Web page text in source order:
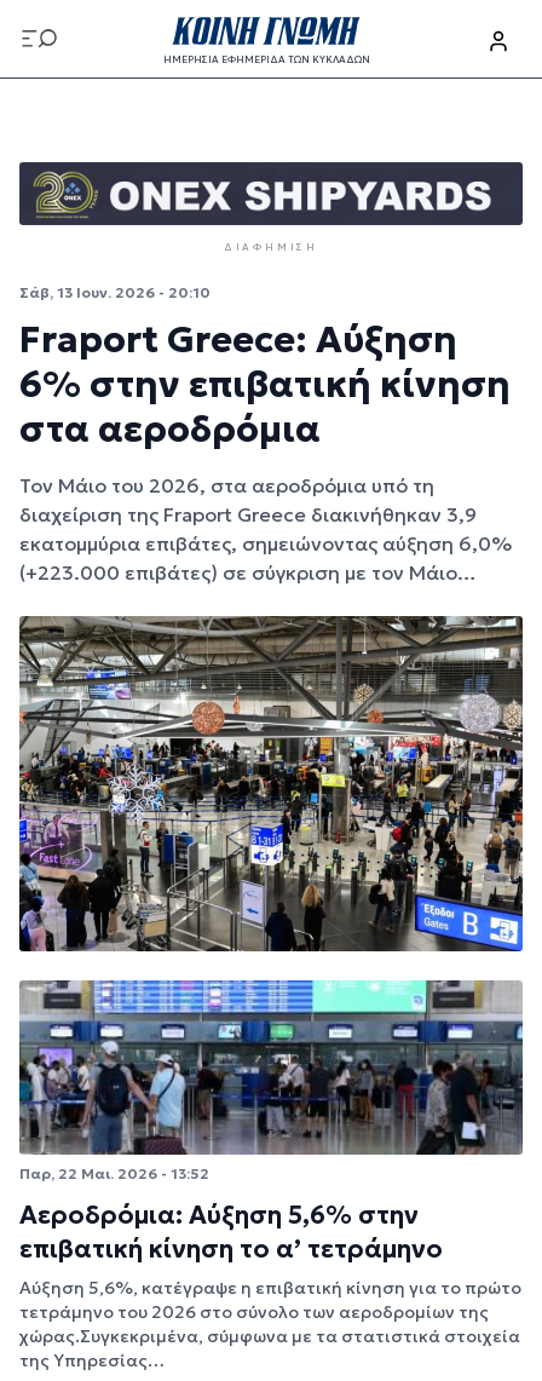
Παράκαμψη προς το κυρίως περιεχόμενο
ΗΜΕΡΗΣΙΑ ΕΦΗΜΕΡΙΔΑ ΤΩΝ ΚΥΚΛΑΔΩΝ
ΔΙΑΦΉΜΙΣΗ
Σάβ, 13 Ιουν. 2026 - 20:10
Fraport Greece: Αύξηση
6% στην επιβατική κίνηση
στα αεροδρόμια
Τον Μάιο του 2026, στα αεροδρόμια υπό τη
διαχείριση της Fraport Greece διακινήθηκαν 3,9
εκατομμύρια επιβάτες, σημειώνοντας αύξηση 6,0%
(+223.000 επιβάτες) σε σύγκριση με τον Μάιο…
Παρ, 22 Μαι. 2026 - 13:52
Αεροδρόμια: Αύξηση 5,6% στην
επιβατική κίνηση το α’ τετράμηνο
Αύξηση 5,6%, κατέγραψε η επιβατική κίνηση για το πρώτο
τετράμηνο του 2026 στο σύνολο των αεροδρομίων της
χώρας.Συγκεκριμένα, σύμφωνα με τα στατιστικά στοιχεία
της Υπηρεσίας…